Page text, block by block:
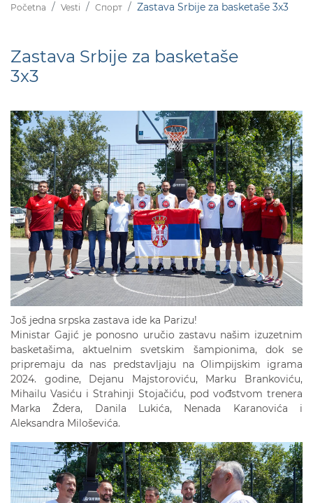
Početna Vesti Спорт Zastava Srbije za basketaše 3x3
Zastava Srbije za basketaše
3x3
Još jedna srpska zastava ide ka Parizu!
Ministar Gajić je ponosno uručio zastavu našim izuzetnim
basketašima, aktuelnim svetskim šampionima, dok se
pripremaju da nas predstavljaju na Olimpijskim igrama
2024. godine, Dejanu Majstoroviću, Marku Brankoviću,
Mihailu Vasiću i Strahinji Stojačiću, pod vođstvom trenera
Marka Ždera, Danila Lukića, Nenada Karanovića i
Aleksandra Miloševića.